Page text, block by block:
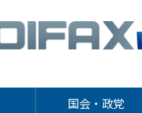
国会・政党